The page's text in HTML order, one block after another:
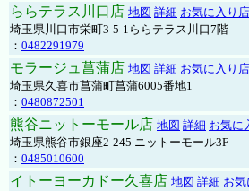
ららテラス川口店 地図 詳細 お気に入り
埼玉県川口市栄町3-5-1ららテラス川口7階
： 0482291979
モラージュ菖蒲店 地図 詳細 お気に入り
埼玉県久喜市菖蒲町菖蒲6005番地1
： 0480872501
熊谷ニットーモール店 地図 詳細 お気に
埼玉県熊谷市銀座2-245 ニットーモール3F
： 0485010600
イトーヨーカドー久喜店 地図 詳細 お